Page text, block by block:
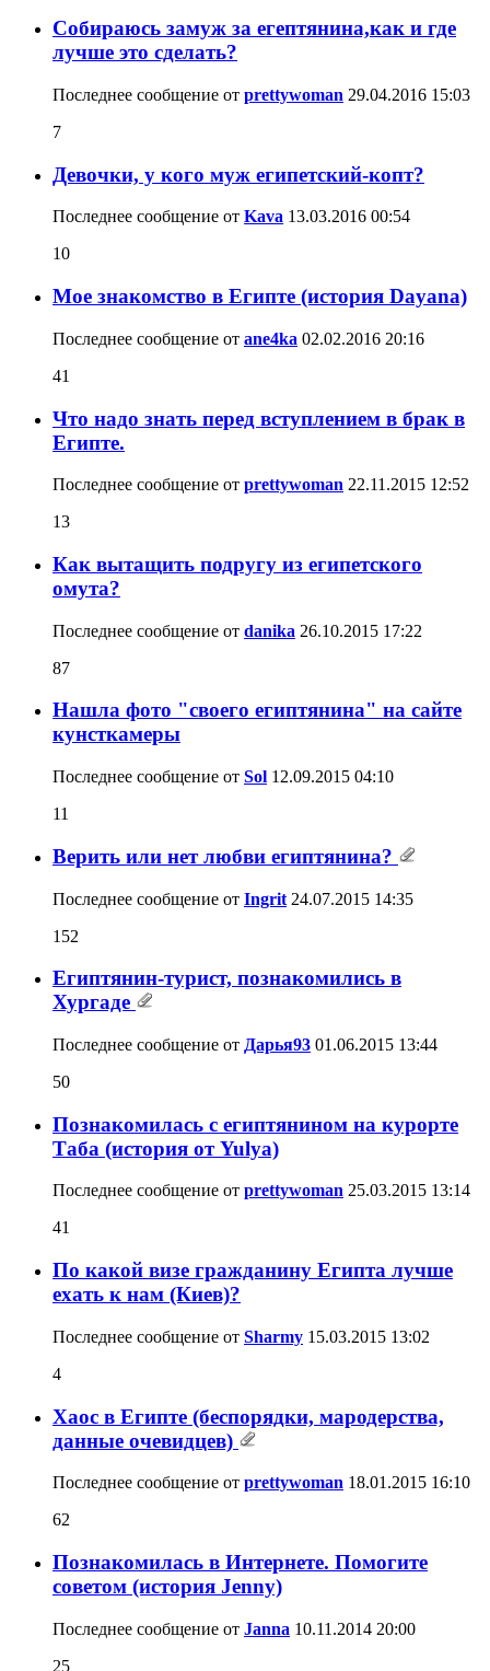
Собираюсь замуж за егептянина,как и где
лучше это сделать?
Последнее сообщение от prettywoman 29.04.2016 15:03
7
Девочки, у кого муж египетский-копт?
Последнее сообщение от Kava 13.03.2016 00:54
10
Мое знакомство в Египте (история Dayana)
Последнее сообщение от ane4ka 02.02.2016 20:16
41
Что надо знать перед вступлением в брак в
Египте.
Последнее сообщение от prettywoman 22.11.2015 12:52
13
Как вытащить подругу из египетского
омута?
Последнее сообщение от danika 26.10.2015 17:22
87
Нашла фото "своего египтянина" на сайте
кунсткамеры
Последнее сообщение от Sol 12.09.2015 04:10
11
Верить или нет любви египтянина?
Последнее сообщение от Ingrit 24.07.2015 14:35
152
Египтянин-турист, познакомились в
Хургаде
Последнее сообщение от Дарья93 01.06.2015 13:44
50
Познакомилась с египтянином на курорте
Таба (история от Yulya)
Последнее сообщение от prettywoman 25.03.2015 13:14
41
По какой визе гражданину Египта лучше
ехать к нам (Киев)?
Последнее сообщение от Sharmy 15.03.2015 13:02
4
Хаос в Египте (беспорядки, мародерства,
данные очевидцев)
Последнее сообщение от prettywoman 18.01.2015 16:10
62
Познакомилась в Интернете. Помогите
советом (история Jenny)
Последнее сообщение от Janna 10.11.2014 20:00
25